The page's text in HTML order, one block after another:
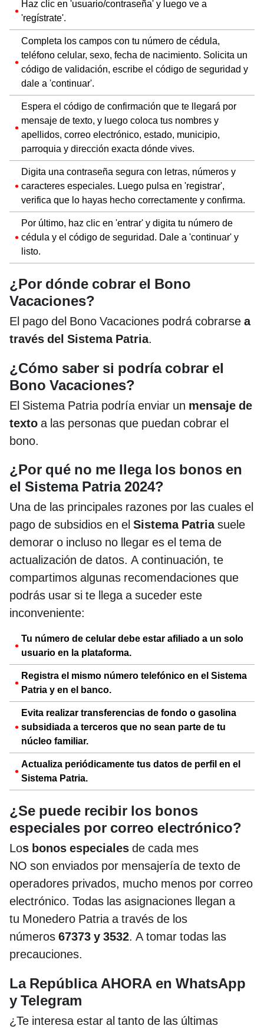
Haz clic en 'usuario/contraseña' y luego ve a
'regístrate'.
Completa los campos con tu número de cédula,
teléfono celular, sexo, fecha de nacimiento. Solicita un
código de validación, escribe el código de seguridad y
dale a 'continuar'.
Espera el código de confirmación que te llegará por
mensaje de texto, y luego coloca tus nombres y
apellidos, correo electrónico, estado, municipio,
parroquia y dirección exacta dónde vives.
Digita una contraseña segura con letras, números y
caracteres especiales. Luego pulsa en 'registrar',
verifica que lo hayas hecho correctamente y confirma.
Por último, haz clic en 'entrar' y digita tu número de
cédula y el código de seguridad. Dale a 'continuar' y
listo.
¿Por dónde cobrar el Bono
Vacaciones?
El pago del Bono Vacaciones podrá cobrarse a
través del Sistema Patria.
¿Cómo saber si podría cobrar el
Bono Vacaciones?
El Sistema Patria podría enviar un mensaje de
texto a las personas que puedan cobrar el
bono.
¿Por qué no me llega los bonos en
el Sistema Patria 2024?
Una de las principales razones por las cuales el
pago de subsidios en el Sistema Patriasuele
demorar o incluso no llegar es el tema de
actualización de datos. A continuación, te
compartimos algunas recomendaciones que
podrás usar si te llega a suceder este
inconveniente:
Tu número de celular debe estar afiliado a un solo
usuario en la plataforma.
Registra el mismo número telefónico en el Sistema
Patria y en el banco.
Evita realizar transferencias de fondo o gasolina
subsidiada a terceros que no sean parte de tu
núcleo familiar.
Actualiza periódicamente tus datos de perfil en el
Sistema Patria.
¿Se puede recibir los bonos
especiales por correo electrónico?
Los bonos especiales de cada mes
NO son enviados por mensajería de texto de
operadores privados, mucho menos por correo
electrónico. Todas las asignaciones llegan a
tu Monedero Patria a través de los
números 67373 y 3532. A tomar todas las
precauciones.
La República AHORA en WhatsApp
y Telegram
¿Te interesa estar al tanto de las últimas